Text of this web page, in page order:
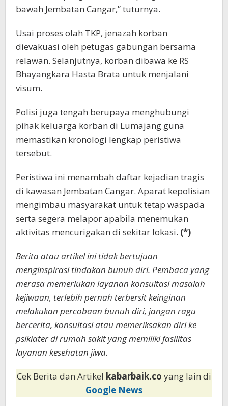
bawah Jembatan Cangar,” tuturnya.
Usai proses olah TKP, jenazah korban
dievakuasi oleh petugas gabungan bersama
relawan. Selanjutnya, korban dibawa ke RS
Bhayangkara Hasta Brata untuk menjalani
visum.
Polisi juga tengah berupaya menghubungi
pihak keluarga korban di Lumajang guna
memastikan kronologi lengkap peristiwa
tersebut.
Peristiwa ini menambah daftar kejadian tragis
di kawasan Jembatan Cangar. Aparat kepolisian
mengimbau masyarakat untuk tetap waspada
serta segera melapor apabila menemukan
aktivitas mencurigakan di sekitar lokasi. (*)
Berita atau artikel ini tidak bertujuan
menginspirasi tindakan bunuh diri. Pembaca yang
merasa memerlukan layanan konsultasi masalah
kejiwaan, terlebih pernah terbersit keinginan
melakukan percobaan bunuh diri, jangan ragu
bercerita, konsultasi atau memeriksakan diri ke
psikiater di rumah sakit yang memiliki fasilitas
layanan kesehatan jiwa.
Cek Berita dan Artikel kabarbaik.co yang lain di
Google News